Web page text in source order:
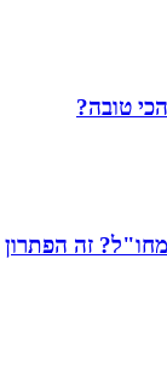
טובה?
זה הפתרון